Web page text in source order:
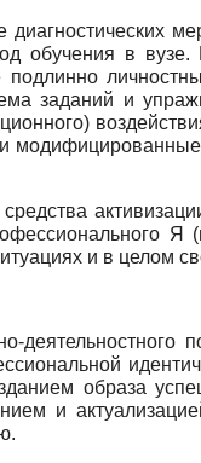
обучения в
подлинно
заданий и
и в целом
образа
и